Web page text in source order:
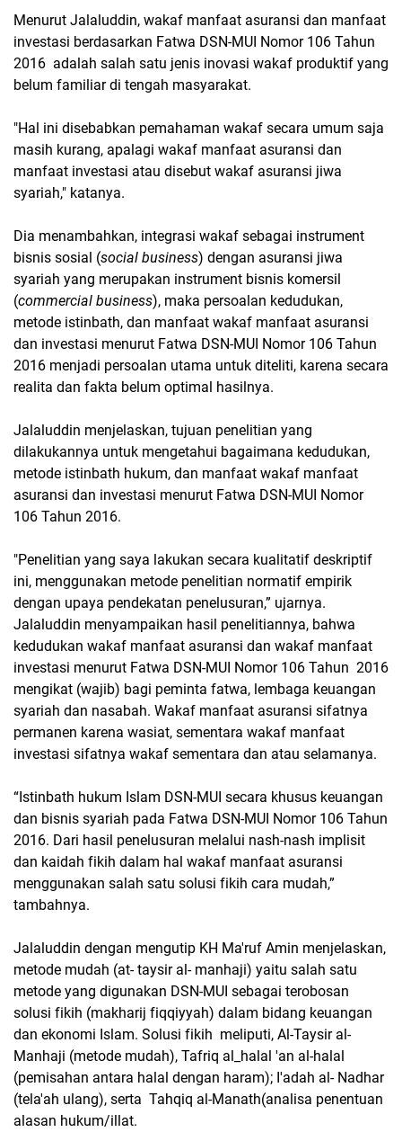
Menurut Jalaluddin, wakaf manfaat asuransi dan manfaat
investasi berdasarkan Fatwa DSN-MUI Nomor 106 Tahun
2016 adalah salah satu jenis inovasi wakaf produktif yang
belum familiar di tengah masyarakat.
"Hal ini disebabkan pemahaman wakaf secara umum saja
masih kurang, apalagi wakaf manfaat asuransi dan
manfaat investasi atau disebut wakaf asuransi jiwa
syariah," katanya.
Dia menambahkan, integrasi wakaf sebagai instrument
bisnis sosial (social business) dengan asuransi jiwa
syariah yang merupakan instrument bisnis komersil
(commercial business), maka persoalan kedudukan,
metode istinbath, dan manfaat wakaf manfaat asuransi
dan investasi menurut Fatwa DSN-MUI Nomor 106 Tahun
2016 menjadi persoalan utama untuk diteliti, karena secara
realita dan fakta belum optimal hasilnya.
Jalaluddin menjelaskan, tujuan penelitian yang
dilakukannya untuk mengetahui bagaimana kedudukan,
metode istinbath hukum, dan manfaat wakaf manfaat
asuransi dan investasi menurut Fatwa DSN-MUI Nomor
106 Tahun 2016.
"Penelitian yang saya lakukan secara kualitatif deskriptif
ini, menggunakan metode penelitian normatif empirik
dengan upaya pendekatan penelusuran,” ujarnya.
Jalaluddin menyampaikan hasil penelitiannya, bahwa
kedudukan wakaf manfaat asuransi dan wakaf manfaat
investasi menurut Fatwa DSN-MUI Nomor 106 Tahun 2016
mengikat (wajib) bagi peminta fatwa, lembaga keuangan
syariah dan nasabah. Wakaf manfaat asuransi sifatnya
permanen karena wasiat, sementara wakaf manfaat
investasi sifatnya wakaf sementara dan atau selamanya.
“Istinbath hukum Islam DSN-MUI secara khusus keuangan
dan bisnis syariah pada Fatwa DSN-MUI Nomor 106 Tahun
2016. Dari hasil penelusuran melalui nash-nash implisit
dan kaidah fikih dalam hal wakaf manfaat asuransi
menggunakan salah satu solusi fikih cara mudah,”
tambahnya.
Jalaluddin dengan mengutip KH Ma'ruf Amin menjelaskan,
metode mudah (at- taysir al- manhaji) yaitu salah satu
metode yang digunakan DSN-MUI sebagai terobosan
solusi fikih (makharij fiqqiyyah) dalam bidang keuangan
dan ekonomi Islam. Solusi fikih meliputi, Al-Taysir al-
Manhaji (metode mudah), Tafriq al_halal 'an al-halal
(pemisahan antara halal dengan haram); I'adah al- Nadhar
(tela'ah ulang), serta Tahqiq al-Manath(analisa penentuan
alasan hukum/illat.